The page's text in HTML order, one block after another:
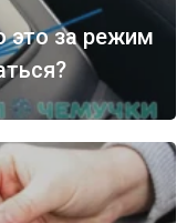
это за режим